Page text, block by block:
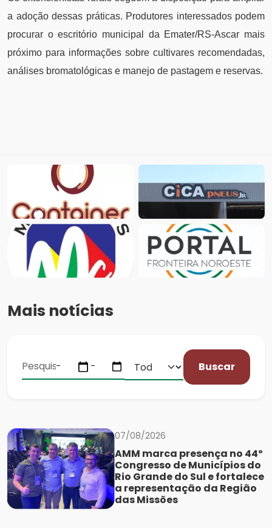
a adoção dessas práticas. Produtores interessados podem
procurar o escritório municipal da Emater/RS-Ascar mais
próximo para informações sobre cultivares recomendadas,
análises bromatológicas e manejo de pastagem e reservas.
Mais notícias
Buscar
07/08/2026
AMM marca presença no 44º
Congresso de Municípios do
Rio Grande do Sul e fortalece
a representação da Região
das Missões